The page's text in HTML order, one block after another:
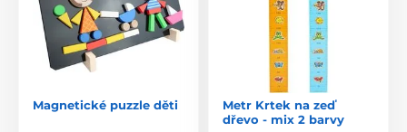
Magnetické puzzle děti
Metr Krtek na zeď
dřevo - mix 2 barvy